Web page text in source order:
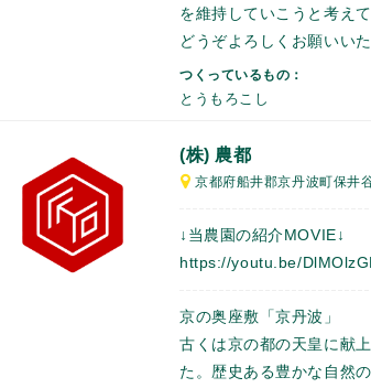
を維持していこうと考え
どうぞよろしくお願いいた
つくっているもの：
とうもろこし
(株) 農都
京都府船井郡京丹波町保井
↓当農園の紹介MOVIE↓
https://youtu.be/
京の奥座敷「京丹波」
古くは京の都の天皇に献
た。歴史ある豊かな自然